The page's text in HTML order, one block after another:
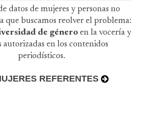
datos de mujeres y personas no
que buscamos reolver el problema:
de género en la vocería y
autorizadas en los contenidos
periodísticos.
REFERENTES